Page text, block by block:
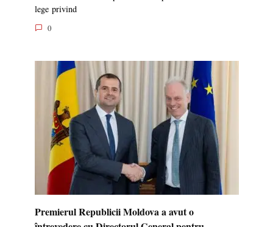
lege privind
0
Premierul Republicii Moldova a avut o